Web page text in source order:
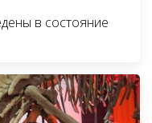
в состояние